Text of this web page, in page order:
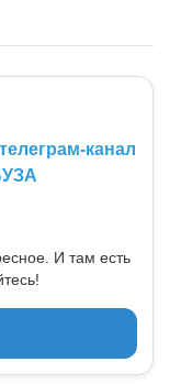
канал
И там есть